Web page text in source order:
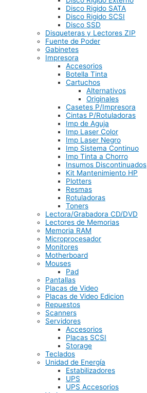
Disco Rigido SATA
Disco Rigido SCSI
Disco SSD
Disqueteras y Lectores ZIP
Fuente de Poder
Gabinetes
Impresora
Accesorios
Botella Tinta
Cartuchos
Alternativos
Originales
Casetes P/Impresora
Cintas P/Rotuladoras
Imp de Aguja
Imp Laser Color
Imp Laser Negro
Imp Sistema Continuo
Imp Tinta a Chorro
Insumos Discontinuados
Kit Mantenimiento HP
Plotters
Resmas
Rotuladoras
Toners
Lectora/Grabadora CD/DVD
Lectores de Memorias
Memoria RAM
Microprocesador
Monitores
Motherboard
Mouses
Pad
Pantallas
Placas de Video
Placas de Video Edicion
Repuestos
Scanners
Servidores
Accesorios
Placas SCSI
Storage
Teclados
Unidad de Energía
Estabilizadores
UPS
UPS Accesorios